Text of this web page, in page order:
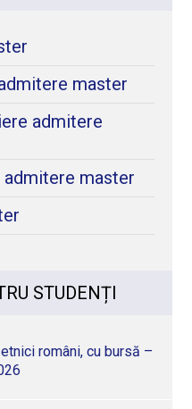
master
admitere
master
STUDENȚI
români, cu bursă –